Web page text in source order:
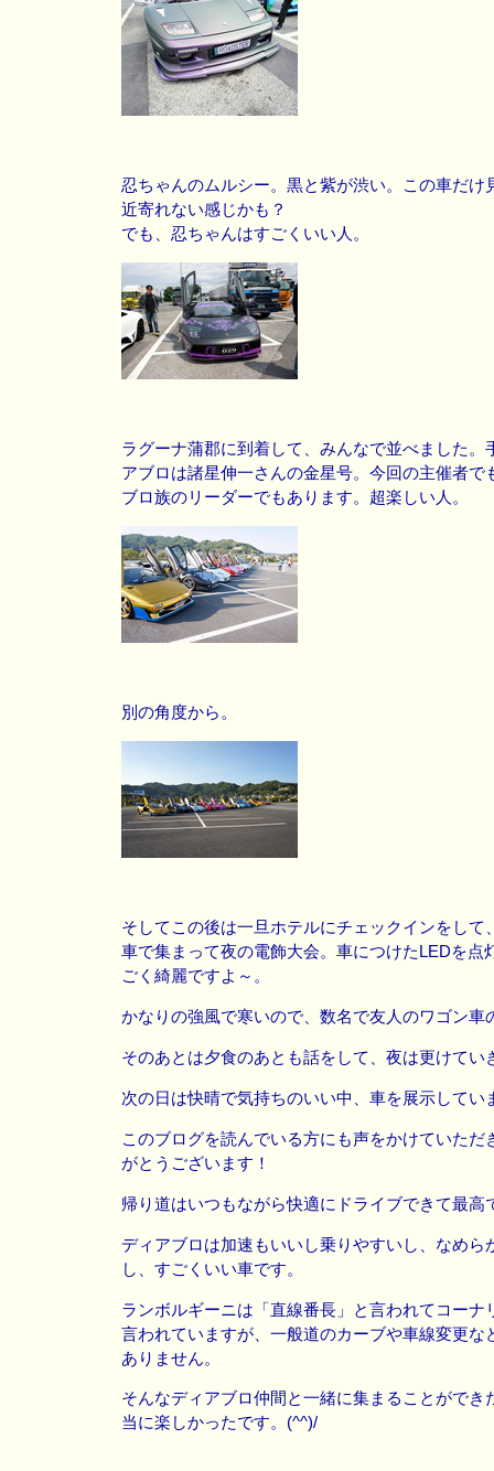
忍ちゃんのムルシー。黒と紫が渋い。この車だけ
近寄れない感じかも？
でも、忍ちゃんはすごくいい人。
ラグーナ蒲郡に到着して、みんなで並べました。
アブロは諸星伸一さんの金星号。今回の主催者で
ブロ族のリーダーでもあります。超楽しい人。
別の角度から。
そしてこの後は一旦ホテルにチェックインをして
車で集まって夜の電飾大会。車につけたLEDを点
ごく綺麗ですよ～。
かなりの強風で寒いので、数名で友人のワゴン車
そのあとは夕食のあとも話をして、夜は更けてい
次の日は快晴で気持ちのいい中、車を展示してい
このブログを読んでいる方にも声をかけていただ
がとうございます！
帰り道はいつもながら快適にドライブできて最高
ディアブロは加速もいいし乗りやすいし、なめら
し、すごくいい車です。
ランボルギーニは「直線番長」と言われてコーナ
言われていますが、一般道のカーブや車線変更な
ありません。
そんなディアブロ仲間と一緒に集まることができ
当に楽しかったです。(^^)/